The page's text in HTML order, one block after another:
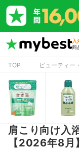
入
商
TOP ビューティー
肩こり向け入
【2026年8月